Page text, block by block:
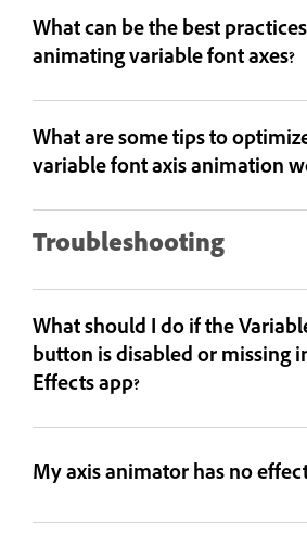
What can be the best
animating variable font axes?
What are some tips to
variable font axis animation
Troubleshooting
What should I do if the
button is disabled or missing
Effects app?
My axis animator has no